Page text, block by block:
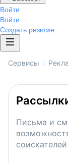
Войти
Войти
Создать резюме
Сервисы /
Письма и